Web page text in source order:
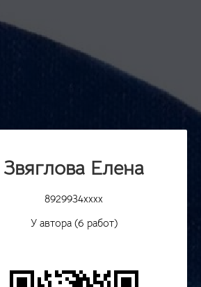
Звяглова Елена
8929934xxxx
У автора (6 работ)